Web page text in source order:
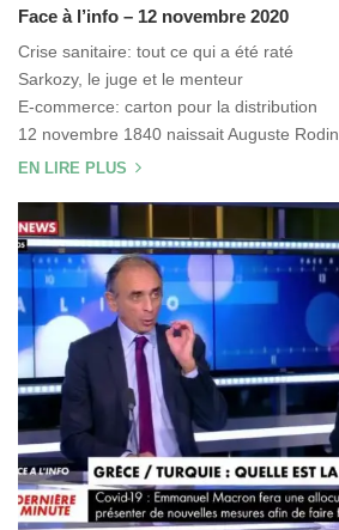
Face à l’info – 12 novembre 2020
Crise sanitaire: tout ce qui a été raté
Sarkozy, le juge et le menteur
E-commerce: carton pour la distribution
12 novembre 1840 naissait Auguste Rodin
EN LIRE PLUS